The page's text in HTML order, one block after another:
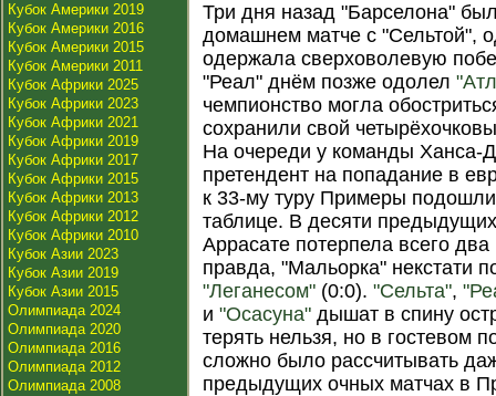
Кубок Америки 2019
Кубок Америки 2016
Кубок Америки 2015
Кубок Америки 2011
Кубок Африки 2025
Кубок Африки 2023
Кубок Африки 2021
Кубок Африки 2019
Кубок Африки 2017
Кубок Африки 2015
Кубок Африки 2013
Кубок Африки 2012
Кубок Африки 2010
Кубок Азии 2023
Кубок Азии 2019
Кубок Азии 2015
Олимпиада 2024
Олимпиада 2020
Олимпиада 2016
Олимпиада 2012
Олимпиада 2008
Три дня назад "Барселона"
домашнем матче с "Сельтой",
одержала сверховолевую
"Реал" днём позже одолел
чемпионство могла
сохранили свой
На очереди у команды
претендент на попадание в
к 33-му туру Примеры
таблице. В десяти
Аррасате потерпела всего
правда, "Мальорка" некстати
"Леганесом" (0:0)."Сельта",
и"Осасуна" дышат в спину
терять нельзя, но в гостевом
сложно было рассчитывать
предыдущих очных матчах в